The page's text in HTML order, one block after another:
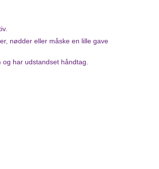
nødder eller måske en lille gave
har udstandset håndtag.